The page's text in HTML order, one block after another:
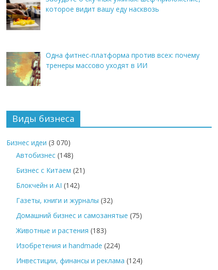
которое видит вашу еду насквозь
Одна фитнес-платформа против всех: почему
тренеры массово уходят в ИИ
Виды бизнеса
Бизнес идеи (3 070)
Автобизнес (148)
Бизнес с Китаем (21)
Блокчейн и AI (142)
Газеты, книги и журналы (32)
Домашний бизнес и самозанятые (75)
Животные и растения (183)
Изобретения и handmade (224)
Инвестиции, финансы и реклама (124)